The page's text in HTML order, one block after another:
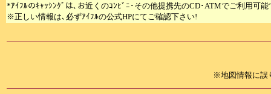
*ｱｲﾌﾙのｷｬｯｼﾝｸﾞは､お近くのｺﾝﾋﾞﾆ･その他提携先のCD･ATMでご利用可能
※正しい情報は､必ずｱｲﾌﾙの公式HPにてご確認下さい!
※地図情報に誤